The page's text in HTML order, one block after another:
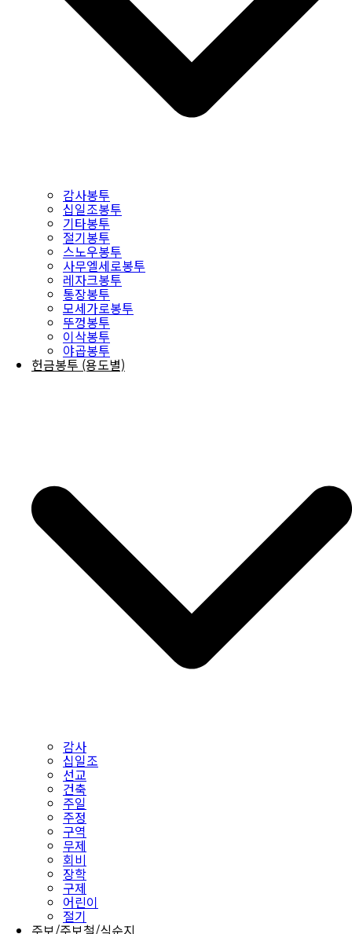
감사봉투
십일조봉투
기타봉투
절기봉투
스노우봉투
사무엘세로봉투
레자크봉투
통장봉투
모세가로봉투
뚜껑봉투
이삭봉투
야곱봉투
헌금봉투 (용도별)
감사
십일조
선교
건축
주일
주정
구역
무제
회비
장학
구제
어린이
절기